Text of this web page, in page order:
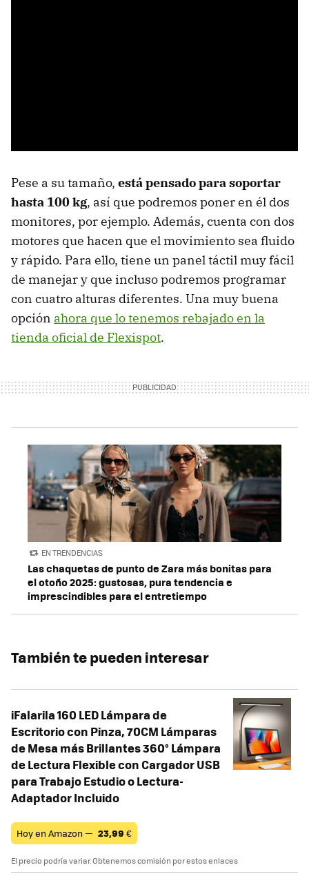
Pese a su tamaño, está pensado para soportar
hasta 100 kg, así que podremos poner en él dos
monitores, por ejemplo. Además, cuenta con dos
motores que hacen que el movimiento sea fluido
y rápido. Para ello, tiene un panel táctil muy fácil
de manejar y que incluso podremos programar
con cuatro alturas diferentes. Una muy buena
opción ahora que lo tenemos rebajado en la
tienda oficial de Flexispot.
EN TRENDENCIAS
Las chaquetas de punto de Zara más bonitas para
el otoño 2025: gustosas, pura tendencia e
imprescindibles para el entretiempo
También te pueden interesar
iFalarila 160 LED Lámpara de
Escritorio con Pinza, 70CM Lámparas
de Mesa más Brillantes 360° Lámpara
de Lectura Flexible con Cargador USB
para Trabajo Estudio o Lectura-
Adaptador Incluido
Hoy en Amazon — 23,99 €
El precio podría variar. Obtenemos comisión por estos enlaces